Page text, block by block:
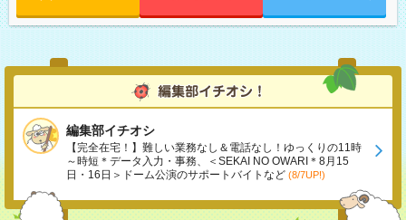
編集部イチオシ
【完全在宅！】難しい業務なし＆電話なし！ゆっくりの11時
～時短＊データ入力・事務、＜SEKAI NO OWARI＊8月15
日・16日＞ドーム公演のサポートバイトなど (8/7UP!)